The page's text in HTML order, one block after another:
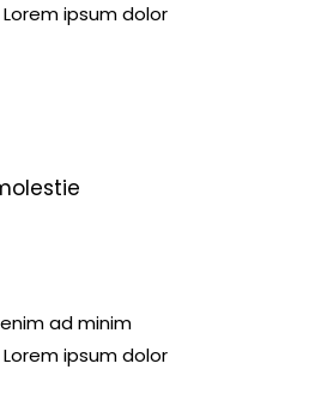
ipsum dolor
ad minim
ipsum dolor